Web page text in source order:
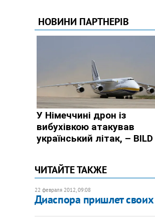
ЧИТАЙТЕ ТАКЖЕ
22 февраля 2012, 09:08
Диаспора пришлет